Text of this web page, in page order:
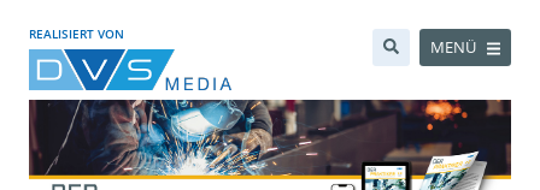
REALISIERT VON
MENÜ